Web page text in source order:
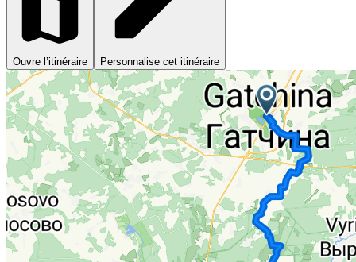
Ouvre l’itinéraire Personnalise cet itinéraire